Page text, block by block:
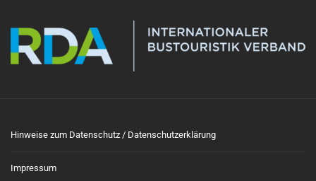
Hinweise zum Datenschutz / Datenschutzerklärung
Impressum